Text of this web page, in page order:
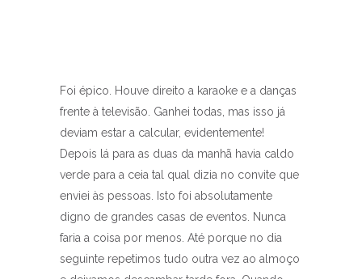
Foi épico. Houve direito a karaoke e a danças
frente à televisão. Ganhei todas, mas isso já
deviam estar a calcular, evidentemente!
Depois lá para as duas da manhã havia caldo
verde para a ceia tal qual dizia no convite que
enviei às pessoas. Isto foi absolutamente
digno de grandes casas de eventos. Nunca
faria a coisa por menos. Até porque no dia
seguinte repetimos tudo outra vez ao almoço